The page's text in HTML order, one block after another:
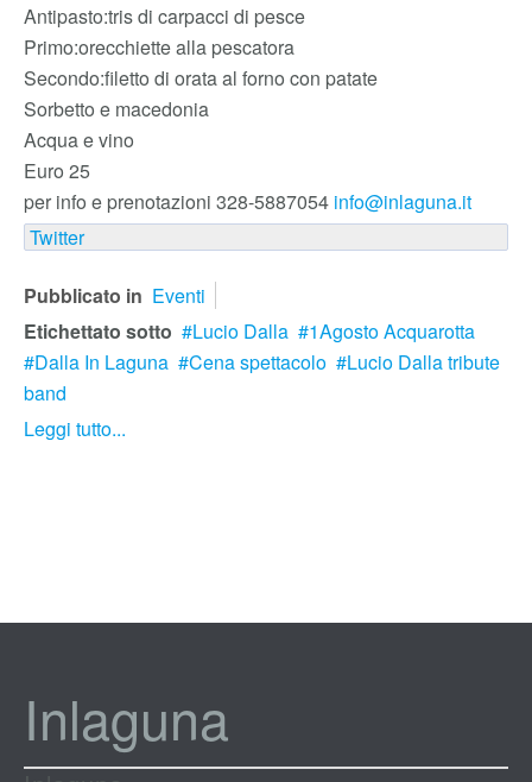
Antipasto:tris di carpacci di pesce
Primo:orecchiette alla pescatora
Secondo:filetto di orata al forno con patate
Sorbetto e macedonia
Acqua e vino
Euro 25
per info e prenotazioni 328-5887054 info@inlaguna.it
Twitter
Pubblicato in Eventi
Etichettato sotto
Lucio Dalla
1Agosto Acquarotta
Dalla In Laguna
Cena spettacolo
Lucio Dalla tribute
band
Leggi tutto...
Inlaguna